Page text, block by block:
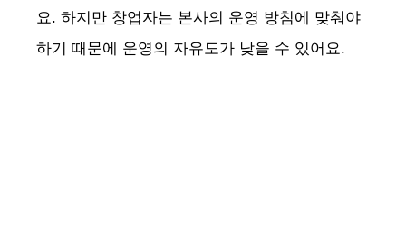
요. 하지만 창업자는 본사의 운영 방침에 맞춰야
하기 때문에 운영의 자유도가 낮을 수 있어요.